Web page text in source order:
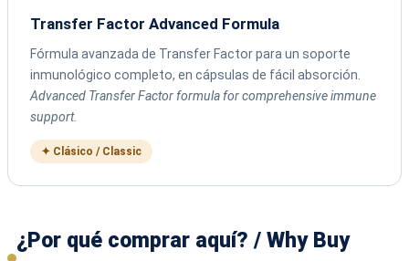
Transfer Factor Advanced Formula
Fórmula avanzada de Transfer Factor para un soporte
inmunológico completo, en cápsulas de fácil absorción.
Advanced Transfer Factor formula for comprehensive immune
support.
✦ Clásico / Classic
¿Por qué comprar aquí? / Why Buy